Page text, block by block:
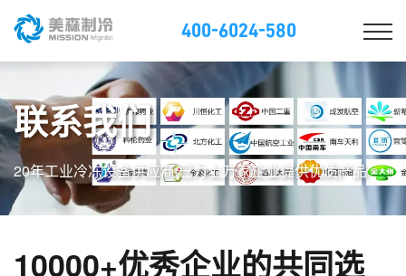
400-6024-580
联系我们
20年工业冷冻设备供应商,已为上万家企业提供优质产品
10000+优秀企业的共同选